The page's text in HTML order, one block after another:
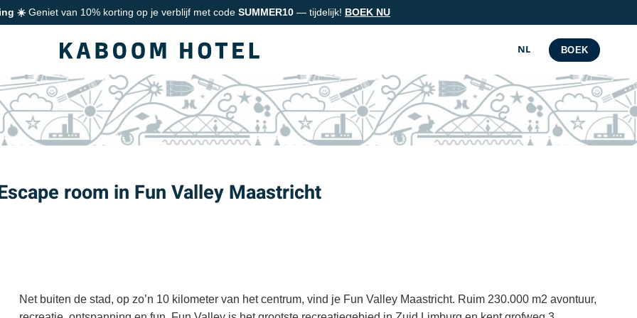
☀️Geniet van 10% korting op je verblijf met code SUMMER10 — tijdelijk! BOEK NU
NL BOEK
room in Fun Valley Maastricht
Net buiten de stad, op zo’n 10 kilometer van het centrum, vind je Fun Valley Maastricht. Ruim 230.000 m2 avontuur,